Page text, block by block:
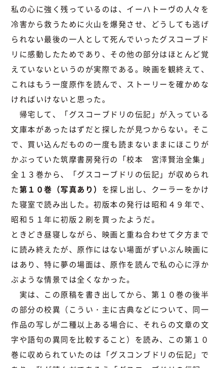
私の心に強く残っているのは、イーハトーヴの人々を
冷害から救うために火山を爆発させ、どうしても逃げ
られない最後の一人として死んでいったグスコーブド
リに感動したためであり、その他の部分はほとんど覚
えていないというのが実際である。映画を観終えて、
これはもう一度原作を読んで、ストーリーを確かめな
ければいけないと思った。
帰宅して、「グスコーブドリの伝記」が入っている
文庫本があったはずだと探したが見つからない。そこ
で、買い込んだものの一度も読まないままにほこりが
かぶっていた筑摩書房発行の「校本 宮澤賢治全集」
全１３巻から、「グスコーブドリの伝記」が収められ
た第１０巻（写真あり） を探し出し、クーラーをかけ
た寝室で読み出した。初版本の発行は昭和４９年で、
昭和５１年に初版２刷を買ったようだ。
ときどき昼寝しながら、映画と重ね合わせて夕方まで
に読み終えたが、原作にはない場面がずいぶん映画に
はあり、特に夢の場面は、原作を読んで私の心に浮か
ぶような情景では全くなかった。
実は、この原稿を書き出してから、第１０巻の後半
の部分の校異（こうい・主に古典などについて、同一
作品の写しが二種以上ある場合に、それらの文章の文
字や語句の異同を比較すること）を読み、この第１０
巻に収められていたのは「グスコンブドリの伝記」で